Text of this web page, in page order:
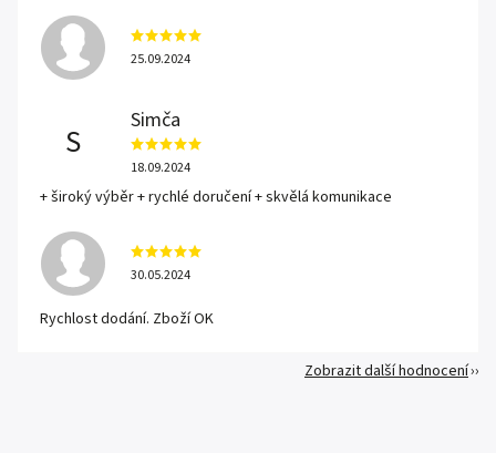
25.09.2024
S
Simča
18.09.2024
+ široký výběr + rychlé doručení + skvělá komunikace
30.05.2024
Rychlost dodání. Zboží OK
Zobrazit další hodnocení